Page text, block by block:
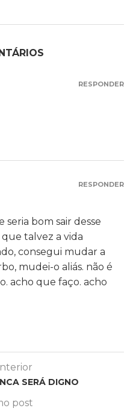
RESPONDER
seria bom sair desse
talvez a vida
consegui mudar a
mudei-o aliás. não é
acho que faço. acho
RESPONDER
SERÁ DIGNO
post